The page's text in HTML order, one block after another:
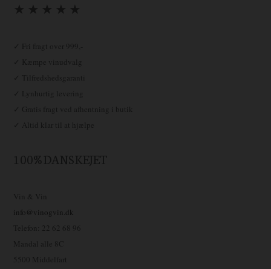
✓ Fri fragt over 999,-
✓ Kæmpe vinudvalg
✓ Tilfredshedsgaranti
✓ Lynhurtig levering
✓ Gratis fragt ved afhentning i butik
✓ Altid klar til at hjælpe
100% DANSKEJET
Vin & Vin
info@vinogvin.dk
Telefon: 22 62 68 96
Mandal alle 8C
5500 Middelfart